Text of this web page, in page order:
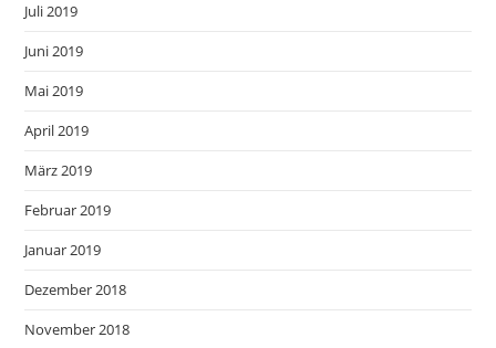
Juli 2019
Juni 2019
Mai 2019
April 2019
März 2019
Februar 2019
Januar 2019
Dezember 2018
November 2018